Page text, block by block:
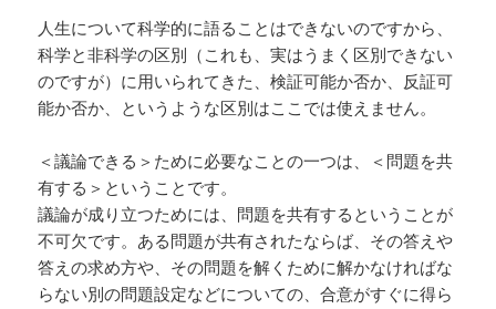
人生について科学的に語ることはできないのですから、
科学と非科学の区別（これも、実はうまく区別できない
のですが）に用いられてきた、検証可能か否か、反証可
能か否か、というような区別はここでは使えません。
＜議論できる＞ために必要なことの一つは、＜問題を共
有する＞ということです。
議論が成り立つためには、問題を共有するということが
不可欠です。ある問題が共有されたならば、その答えや
答えの求め方や、その問題を解くために解かなければな
らない別の問題設定などについての、合意がすぐに得ら